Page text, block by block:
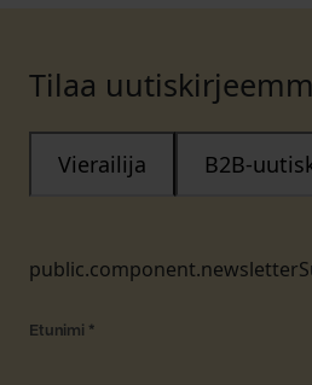
Tilaa
Vierailija B2B-
Etunimi *